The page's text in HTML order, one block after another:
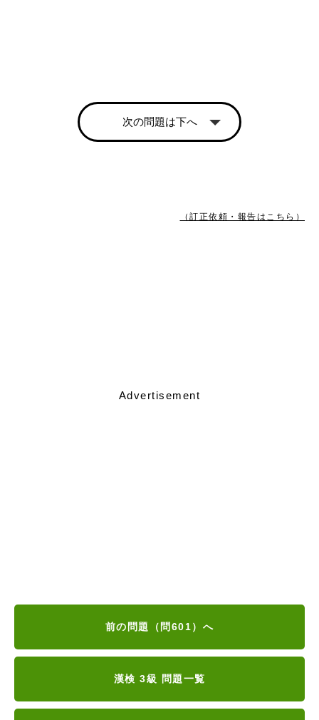
次の問題は下へ
（訂正依頼・報告はこちら）
Advertisement
前の問題（問601）へ
漢検 3級 問題一覧